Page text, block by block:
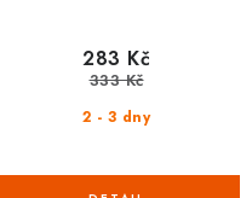
2 - 3 dny
283 Kč
333 Kč